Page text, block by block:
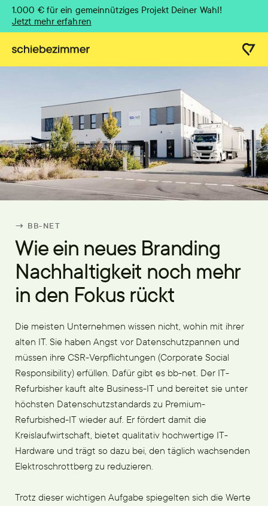
1.000 € für ein gemeinnütziges Projekt Deiner Wahl!
Jetzt mehr erfahren
→ BB-NET
Wie ein neues Branding
Nachhaltigkeit noch mehr
in den Fokus rückt
Die meisten Unternehmen wissen nicht, wohin mit ihrer
alten IT. Sie haben Angst vor Datenschutzpannen und
müssen ihre CSR-Verpflichtungen (Corporate Social
Responsibility) erfüllen. Dafür gibt es bb-net. Der IT-
Refurbisher kauft alte Business-IT und bereitet sie unter
höchsten Datenschutzstandards zu Premium-
Refurbished-IT wieder auf. Er fördert damit die
Kreislaufwirtschaft, bietet qualitativ hochwertige IT-
Hardware und trägt so dazu bei, den täglich wachsenden
Elektroschrottberg zu reduzieren.
Trotz dieser wichtigen Aufgabe spiegelten sich die Werte